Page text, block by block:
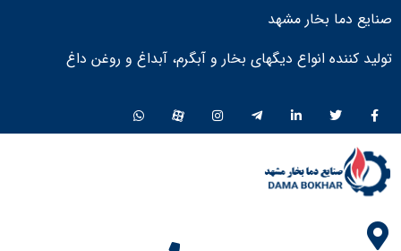
صنایع دما بخار مشهد
تولید کننده انواع دیگهای بخار و آبگرم، آبداغ و روغن داغ ​